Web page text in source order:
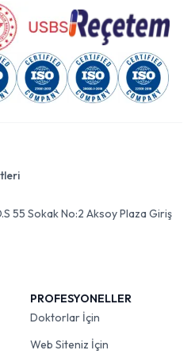
55 Sokak No:2 Aksoy Plaza Giriş
PROFESYONELLER
Doktorlar İçin
Web Siteniz İçin